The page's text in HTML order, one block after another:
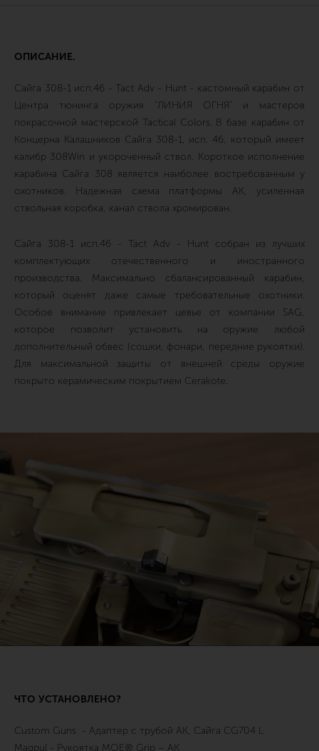
ОПИСАНИЕ.
Сайга 308-1 исп.46 - Tact Adv - Hunt - кастомный карабин от
Центра тюнинга оружия "ЛИНИЯ ОГНЯ" и мастеров
покрасочной мастерской Tactical Colors. В базе карабин от
Концерна Калашников Сайга 308-1, исп. 46, который имеет
калибр 308Win и укороченный ствол. Короткое исполнение
карабина Сайга 308 является наиболее востребованным у
охотников. Надежная схема платформы АК, усиленная
ствольная коробка, канал ствола хромирован.
Сайга 308-1 исп.46 - Tact Adv - Hunt собран из лучших
комплектующих отечественного и иностранного
производства. Максимально сбалансированный карабин,
который оценят даже самые требовательные охотники.
Особое внимание привлекает цевье от компании SAG,
которое позволит установить на оружие любой
дополнительный обвес (сошки, фонари, передние рукоятки).
Для максимальной защиты от внешней среды оружие
покрыто керамическим покрытием Cerakote.
ЧТО УСТАНОВЛЕНО?
Custom Guns - Адаптер с трубой AK, Cайга CG704 L
Magpul - Рукоятка MOE® Grip – AK